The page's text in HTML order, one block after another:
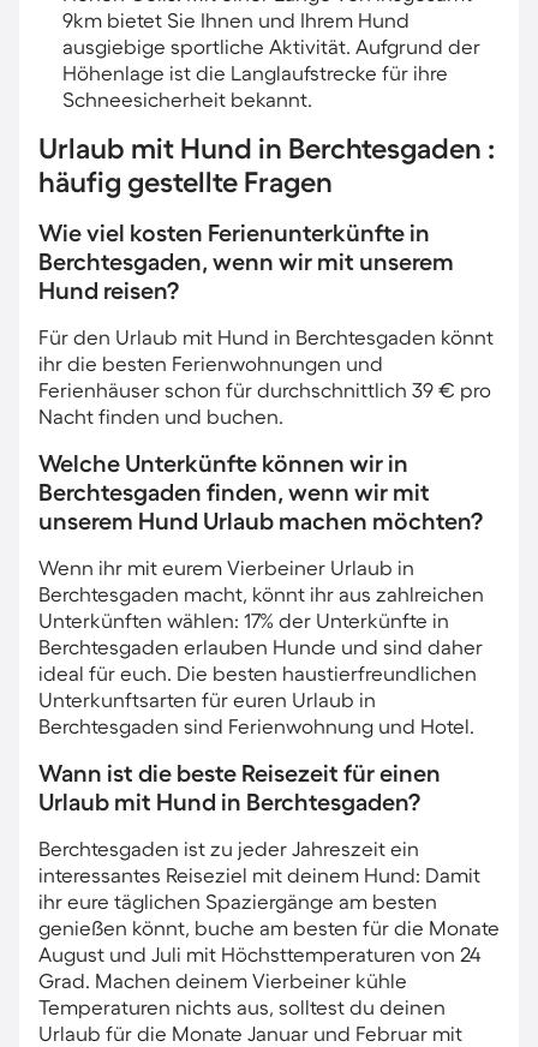
9km bietet Sie Ihnen und Ihrem Hund
ausgiebige sportliche Aktivität. Aufgrund der
Höhenlage ist die Langlaufstrecke für ihre
Schneesicherheit bekannt.
Urlaub mit Hund in Berchtesgaden :
häufig gestellte Fragen
Wie viel kosten Ferienunterkünfte in
Berchtesgaden, wenn wir mit unserem
Hund reisen?
Für den Urlaub mit Hund in Berchtesgaden könnt
ihr die besten Ferienwohnungen und
Ferienhäuser schon für durchschnittlich 39 € pro
Nacht finden und buchen.
Welche Unterkünfte können wir in
Berchtesgaden finden, wenn wir mit
unserem Hund Urlaub machen möchten?
Wenn ihr mit eurem Vierbeiner Urlaub in
Berchtesgaden macht, könnt ihr aus zahlreichen
Unterkünften wählen: 17% der Unterkünfte in
Berchtesgaden erlauben Hunde und sind daher
ideal für euch. Die besten haustierfreundlichen
Unterkunftsarten für euren Urlaub in
Berchtesgaden sind Ferienwohnung und Hotel.
Wann ist die beste Reisezeit für einen
Urlaub mit Hund in Berchtesgaden?
Berchtesgaden ist zu jeder Jahreszeit ein
interessantes Reiseziel mit deinem Hund: Damit
ihr eure täglichen Spaziergänge am besten
genießen könnt, buche am besten für die Monate
August und Juli mit Höchsttemperaturen von 24
Grad. Machen deinem Vierbeiner kühle
Temperaturen nichts aus, solltest du deinen
Urlaub für die Monate Januar und Februar mit